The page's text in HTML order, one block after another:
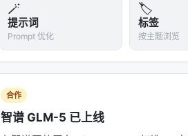
声明
"Ground-up redesign"
"52x faster than FlashAttention"
🪄
提示词
Prompt 优化
🏷️
标签
按主题浏览
合作
智谱 GLM-5 已上线